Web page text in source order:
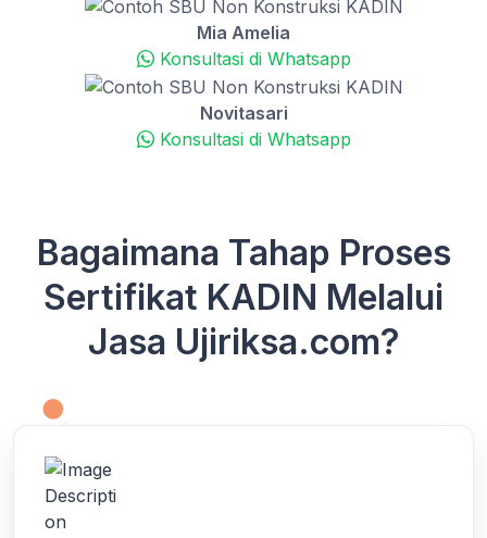
Mia Amelia
Konsultasi di Whatsapp
Novitasari
Konsultasi di Whatsapp
Bagaimana Tahap Proses
Sertifikat KADIN Melalui
Jasa Ujiriksa.com?